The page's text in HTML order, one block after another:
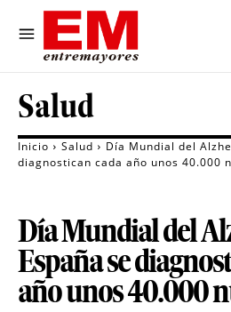
Salud
Inicio Salud
Día Mundial del
diagnostican cada año unos 40.000
Día Mundial del
España se
año unos 40.000